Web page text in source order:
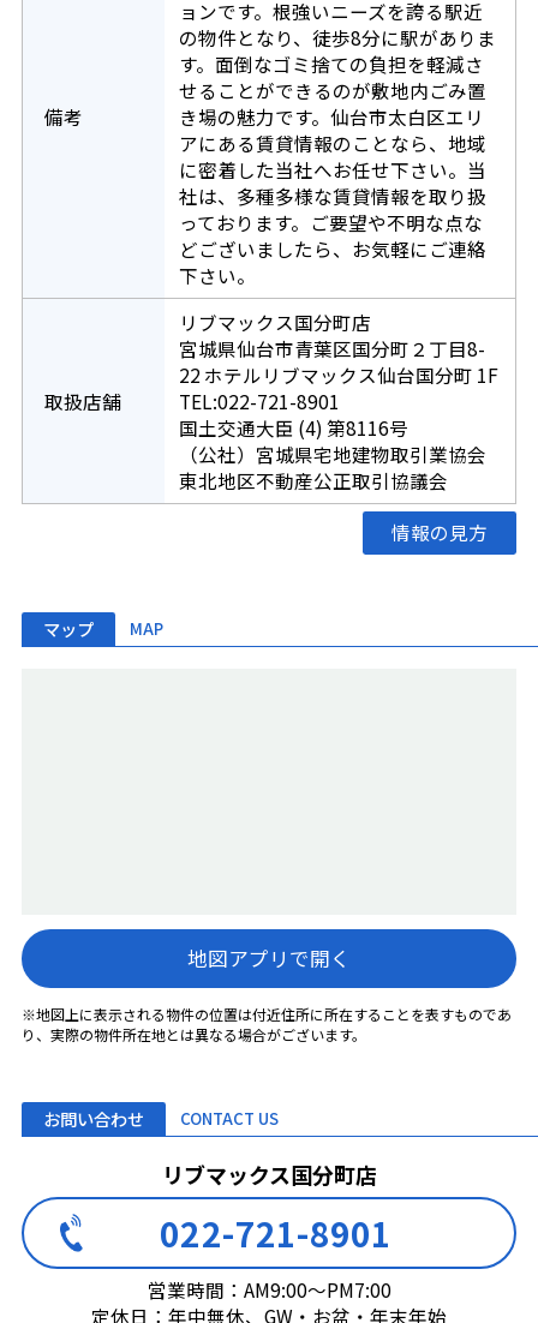
備考
ョンです。根強いニーズを誇る駅近
の物件となり、徒歩8分に駅がありま
す。面倒なゴミ捨ての負担を軽減さ
せることができるのが敷地内ごみ置
き場の魅力です。仙台市太白区エリ
アにある賃貸情報のことなら、地域
に密着した当社へお任せ下さい。当
社は、多種多様な賃貸情報を取り扱
っております。ご要望や不明な点な
どございましたら、お気軽にご連絡
下さい。
取扱店舗
リブマックス国分町店
宮城県仙台市青葉区国分町２丁目8-
22 ホテルリブマックス仙台国分町 1F
TEL:022-721-8901
国土交通大臣 (4) 第8116号
（公社）宮城県宅地建物取引業協会
東北地区不動産公正取引協議会
情報の見方
マップ MAP
地図アプリで開く
※地図上に表示される物件の位置は付近住所に所在することを表すものであ
り、実際の物件所在地とは異なる場合がございます。
お問い合わせ CONTACT US
リブマックス国分町店
022-721-8901
営業時間：AM9:00～PM7:00
定休日：年中無休、GW・お盆・年末年始